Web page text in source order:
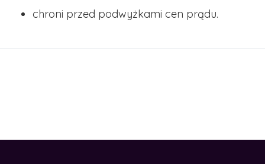
chroni przed podwyżkami cen prądu.